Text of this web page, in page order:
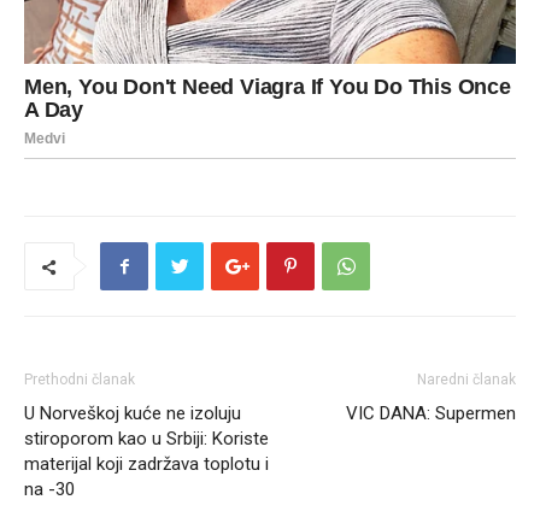
Prethodni članak
U Norveškoj kuće ne izoluju
stiroporom kao u Srbiji: Koriste
materijal koji zadržava toplotu i
na -30
Naredni članak
VIC DANA: Supermen